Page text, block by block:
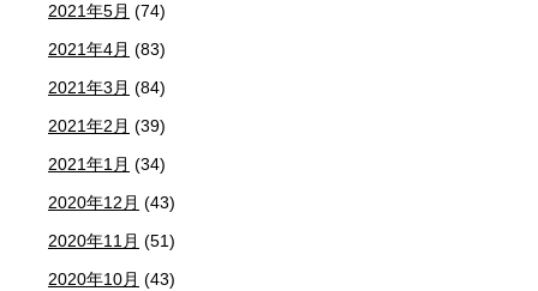
2021年5月 (74)
2021年4月 (83)
2021年3月 (84)
2021年2月 (39)
2021年1月 (34)
2020年12月 (43)
2020年11月 (51)
2020年10月 (43)